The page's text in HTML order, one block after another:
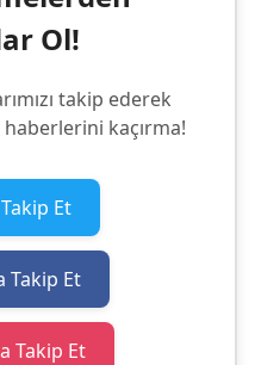
Ol!
takip ederek
haberlerini kaçırma!
Et
Takip Et
Takip Et